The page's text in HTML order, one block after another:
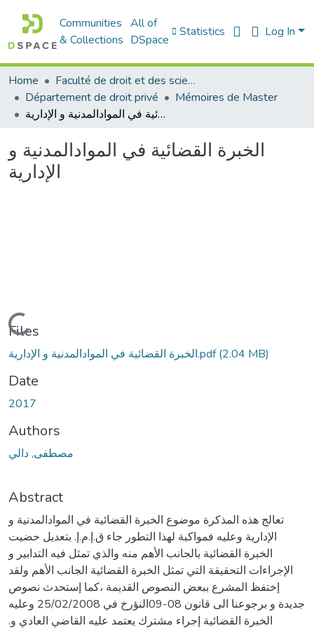
Communities
& Collections
All of
DSpace
Statistics Log In
Home
Faculté de droit et des sciences politiques
Département de droit privé
Mémoires de Master
الخبرة القضائية في الموادالمدنية و الإدارية
الخبرة القضائية في الموادالمدنية و
الإدارية
Loading...
Files
الخبرة القضائية في الموادالمدنية و الإدارية.pdf(2.04 MB)
Date
2017
Authors
مصطفى, دالي
Abstract
تعالج هذه المذكرة موضوع الخبرة القضائية في الموادالمدنية و
الإدارية وعليه فمواكبة لهذا التطور جاء ق.إ.م.إ. بتعديل حضيت
الخبرة القضائية بالجانب الأهم منه والذي تمثل فيه التدابير و
الإجراءات التحقيقة التي تمثل الخبرة القضائية الجانب الأهم ولقد
إختفظ المشرع ببعض النصوص القديمة ،كما إستحدث نصوص
جديدة و برجوعنا الى قانون 08-09النؤرخ في 25/02/2008 وعليه
.الخبرة القضائية إجراء مشترك يعتمد عليه القاضي العادي و